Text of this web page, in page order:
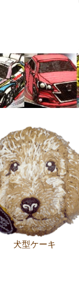
犬型ケーキ